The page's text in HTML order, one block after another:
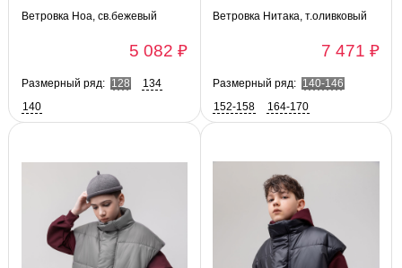
Ветровка Ноа, св.бежевый
5 082 ₽
Размерный ряд: 128
134
140
Ветровка Нитака, т.оливковый
7 471 ₽
Размерный ряд: 140-146
152-158
164-170